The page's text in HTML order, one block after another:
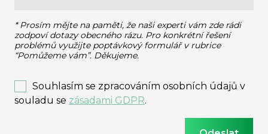
* Prosím mějte na paměti, že naši experti vám zde rádi
zodpoví dotazy obecného rázu. Pro konkrétní řešení
problémů využijte poptávkový formulář v rubrice
“Pomůžeme vám”. Děkujeme.
Souhlasím se zpracováním osobních údajů v
souladu se zásadami GDPR.